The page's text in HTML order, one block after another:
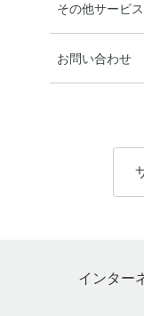
その他サービス
お問い合わせ
インター